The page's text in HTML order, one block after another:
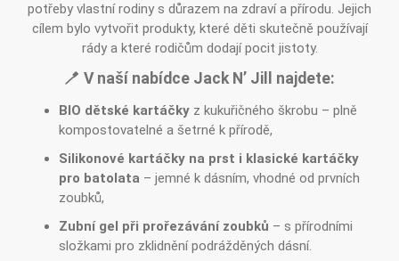
potřeby vlastní rodiny s důrazem na zdraví a přírodu. Jejich
cílem bylo vytvořit produkty, které děti skutečně používají
rády a které rodičům dodají pocit jistoty.
🪥 V naší nabídce Jack N’ Jill najdete:
BIO dětské kartáčky z kukuřičného škrobu – plně
kompostovatelné a šetrné k přírodě,
Silikonové kartáčky na prst i klasické kartáčky
pro batolata – jemné k dásním, vhodné od prvních
zoubků,
Zubní gel při prořezávání zoubků – s přírodními
složkami pro zklidnění podrážděných dásní.